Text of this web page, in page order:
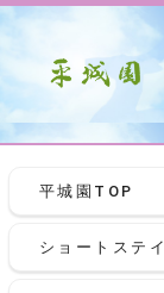
平城園TOP
ショートステイ